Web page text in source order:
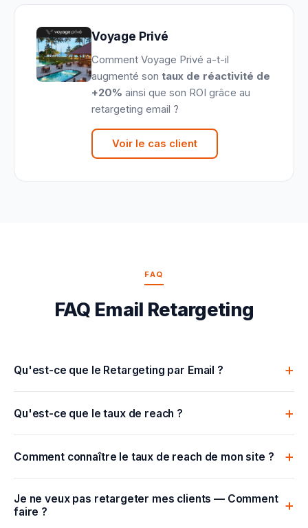
Voyage Privé
Comment Voyage Privé a-t-il
augmenté son taux de réactivité de
+20% ainsi que son ROI grâce au
retargeting email ?
Voir le cas client
FAQ
FAQ Email Retargeting
Qu'est-ce que le Retargeting par Email ?
Qu'est-ce que le taux de reach ?
Comment connaître le taux de reach de mon site ?
Je ne veux pas retargeter mes clients — Comment
faire ?